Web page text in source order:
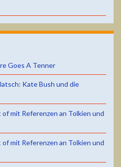
Goes A Tenner
Kate Bush und die
of mit Referenzen an Tolkien und
of mit Referenzen an Tolkien und